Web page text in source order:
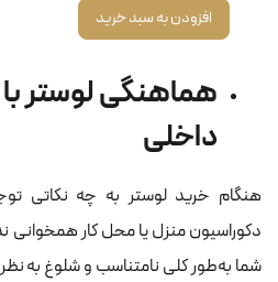
افزودن به سبد خرید
هماهنگی لوستر
داخلی
هنگام خرید لوستر به چه نکاتی
دکوراسیون منزل یا محل کار
شما به‌طور کلی نامتناسب و شلوغ به